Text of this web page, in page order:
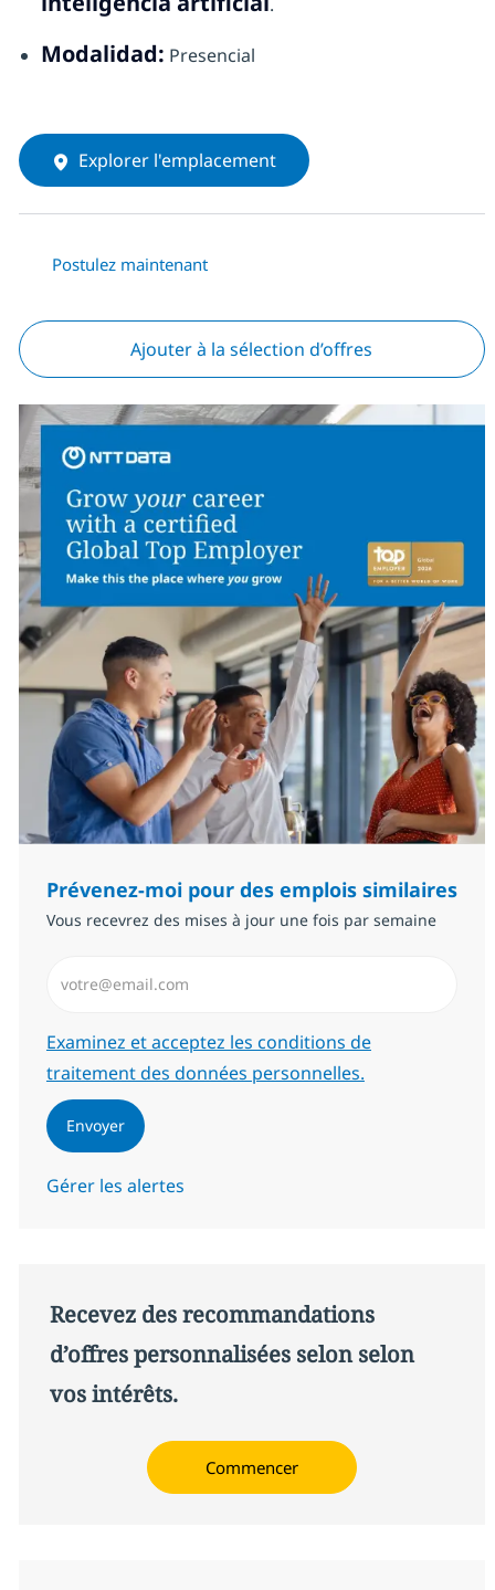
Modalidad: Presencial
Explorer l'emplacement
Postulez maintenant
Ajouter à la sélection d’offres
Prévenez-moi pour des emplois similaires
Vous recevrez des mises à jour une fois par semaine
Required
Examinez et acceptez les conditions de
traitement des données personnelles.
Envoyer
Gérer les alertes
Recevez des recommandations
d’offres personnalisées selon selon
vos intérêts.
Commencer